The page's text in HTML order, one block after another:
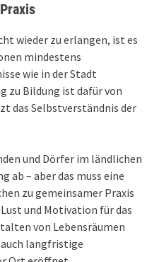
wieder zu erlangen, ist es
mindestens
wie in der Stadt
zu Bildung ist dafür von
das Selbstverständnis der
und Dörfer im ländlichen
ab – aber das muss eine
zu gemeinsamer Praxis
und Motivation für das
von Lebensräumen
langfristige